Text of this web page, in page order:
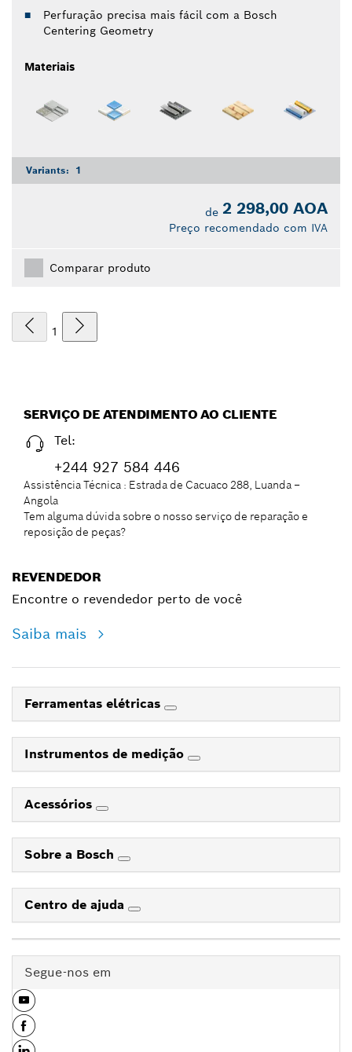
Perfuração precisa mais fácil com a Bosch
Centering Geometry
Materiais
Variants: 1
de 2 298,00 AOA
Preço recomendado com IVA
Comparar produto
1
SERVIÇO DE ATENDIMENTO AO CLIENTE
Tel:
+244 927 584 446
Assistência Técnica : Estrada de Cacuaco 288, Luanda –
Angola
Tem alguma dúvida sobre o nosso serviço de reparação e
reposição de peças?
REVENDEDOR
Encontre o revendedor perto de você
Saiba mais
Ferramentas elétricas
Instrumentos de medição
Acessórios
Sobre a Bosch
Centro de ajuda
Segue-nos em